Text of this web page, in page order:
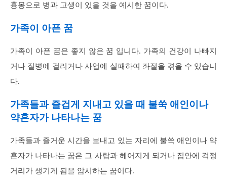
흉몽으로 병과 고생이 있을 것을 예시한 꿈이다.
가족이 아픈 꿈
가족이 아픈 꿈은 좋지 않은 꿈 입니다. 가족의 건강이 나빠지
거나 질병에 걸리거나 사업에 실패하여 좌절을 겪을 수 있습니
다.
가족들과 즐겁게 지내고 있을 때 불쑥 애인이나
약혼자가 나타나는 꿈
가족들과 즐거운 시간을 보내고 있는 자리에 불쑥 애인이나 약
혼자가 나타나는 꿈은 그 사람과 헤어지게 되거나 집안에 걱정
거리가 생기게 됨을 암시하는 꿈이다.